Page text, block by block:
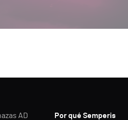
AD Por qué Semperis